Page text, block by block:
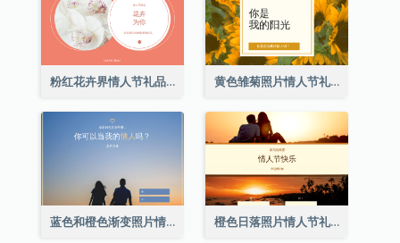
粉红花卉界情人节礼品卡 黄色雏菊照片情人节礼品卡
蓝色和橙色渐变照片情人节礼品卡 橙色日落照片情人节礼品卡